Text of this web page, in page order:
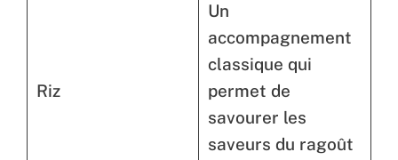
Riz
Un
accompagnement
classique qui
permet de
savourer les
saveurs du ragoût